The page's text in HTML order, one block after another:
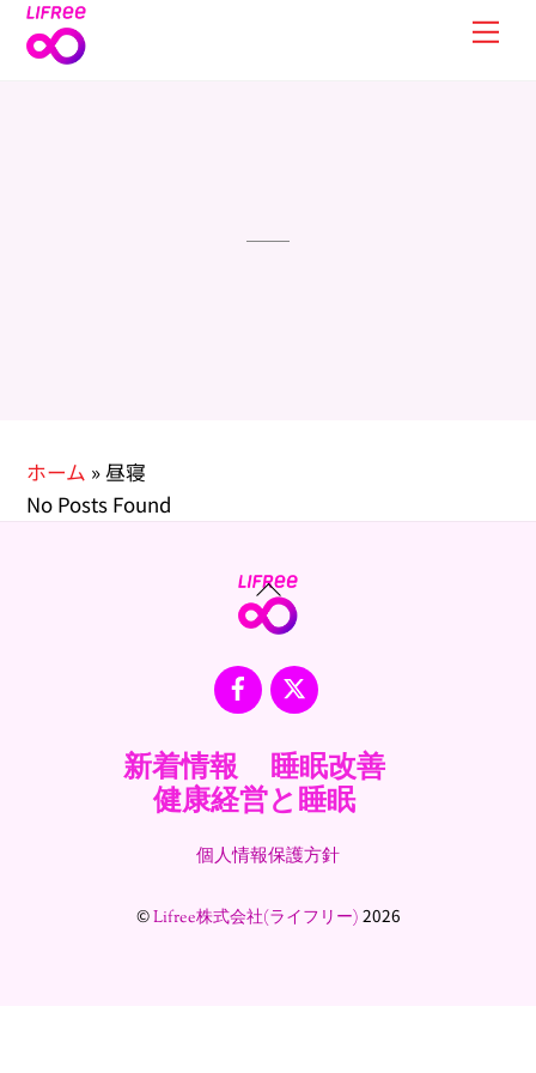
Skip
ホーム »昼寝
No Posts Found
Back
To
Facebook
X
新着情報
睡眠改善
健康経営と睡眠
個人情報保護方針
©Lifree株式会社(ライフリー) 2026